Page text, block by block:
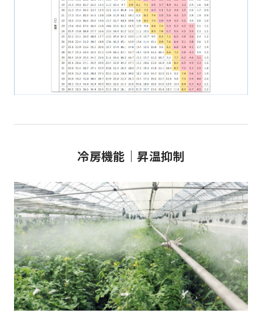
冷房機能｜昇温抑制